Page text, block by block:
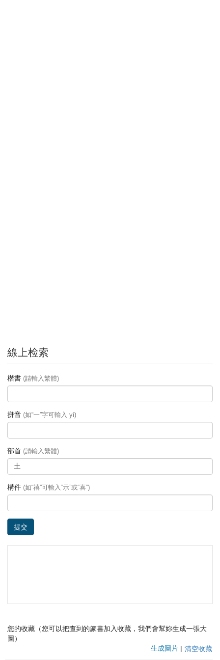
線上检索
楷書 (請輸入繁體)
拼音 (如“一”字可輸入 yi)
部首 (請輸入繁體)
構件 (如“禧”可輸入“示”或“喜”)
提交
您的收藏（您可以把查到的篆書加入收藏，我們會幫妳生成一張大
圖）
生成圖片 | 清空收藏